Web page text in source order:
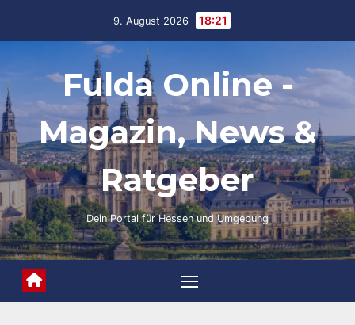
9. August 2026 18:21
Fulda Online -
Magazin, News &
Ratgeber
Dein Portal für Hessen und Umgebung